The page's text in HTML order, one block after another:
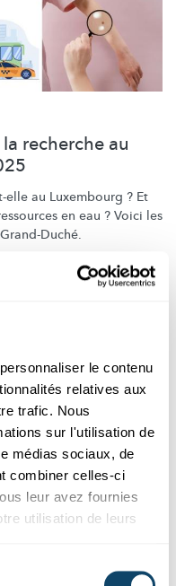
le contenu
relatives aux
trafic. Nous
sur l'utilisation de
médias sociaux, de
combiner celles-ci
leur avez fournies
utilisation de leurs
recherche au
elle au Luxembourg ? Et
en eau ? Voici les
Duché.
,LCSB,